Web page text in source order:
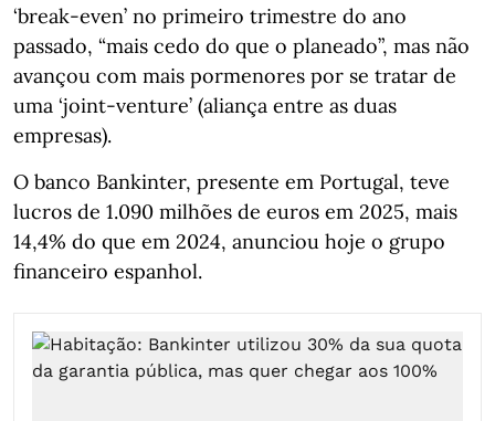
‘break-even’ no primeiro trimestre do ano
passado, “mais cedo do que o planeado”, mas não
avançou com mais pormenores por se tratar de
uma ‘joint-venture’ (aliança entre as duas
empresas).
O banco Bankinter, presente em Portugal, teve
lucros de 1.090 milhões de euros em 2025, mais
14,4% do que em 2024, anunciou hoje o grupo
financeiro espanhol.